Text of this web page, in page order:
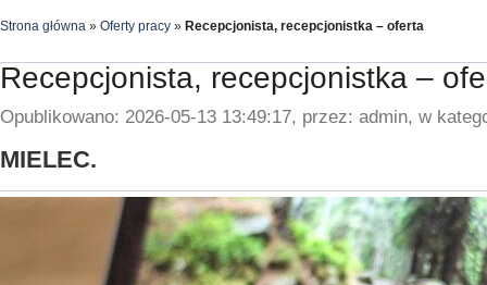
Strona główna » Oferty pracy » Recepcjonista, recepcjonistka – oferta
Recepcjonista, recepcjonistka –
Opublikowano: 2026-05-13 13:49:17, przez: admin, w
MIELEC.